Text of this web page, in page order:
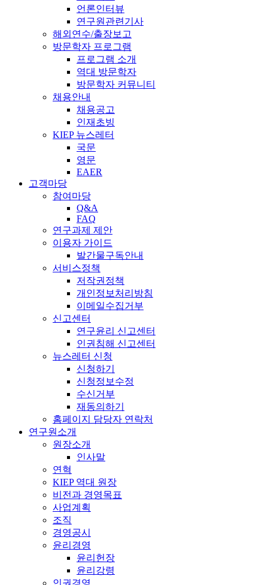
언론인터뷰
연구원관련기사
해외연수/출장보고
방문학자 프로그램
프로그램 소개
역대 방문학자
방문학자 커뮤니티
채용안내
채용공고
인재초빙
KIEP 뉴스레터
국문
영문
EAER
고객마당
참여마당
Q&A
FAQ
연구과제 제안
이용자 가이드
발간물구독안내
서비스정책
저작권정책
개인정보처리방침
이메일수집거부
신고센터
연구윤리 신고센터
인권침해 신고센터
뉴스레터 신청
신청하기
신청정보수정
수신거부
재동의하기
홈페이지 담당자 연락처
연구원소개
원장소개
인사말
연혁
KIEP 역대 원장
비전과 경영목표
사업계획
조직
경영공시
윤리경영
윤리헌장
윤리강령
인권경영